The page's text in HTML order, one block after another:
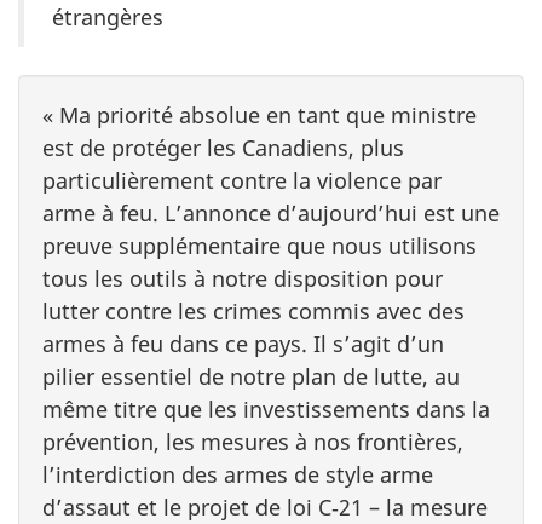
étrangères
« Ma priorité absolue en tant que ministre
est de protéger les Canadiens, plus
particulièrement contre la violence par
arme à feu. L’annonce d’aujourd’hui est une
preuve supplémentaire que nous utilisons
tous les outils à notre disposition pour
lutter contre les crimes commis avec des
armes à feu dans ce pays. Il s’agit d’un
pilier essentiel de notre plan de lutte, au
même titre que les investissements dans la
prévention, les mesures à nos frontières,
l’interdiction des armes de style arme
d’assaut et le projet de loi C‑21 – la mesure